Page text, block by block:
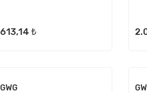
613,14 ₺
GWG